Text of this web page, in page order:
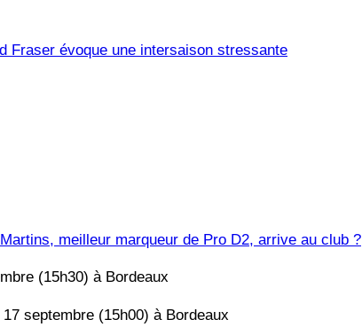
Fraser évoque une intersaison stressante
meilleur marqueur de Pro D2, arrive au club ?
(15h30) à Bordeaux
septembre (15h00) à Bordeaux